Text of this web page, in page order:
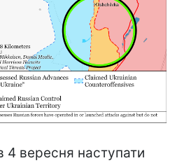
вересня наступати